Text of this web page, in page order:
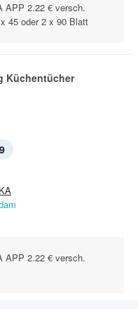
APP 2.22 € versch.
45 oder 2 x 90 Blatt
Küchentücher
APP 2.22 € versch.